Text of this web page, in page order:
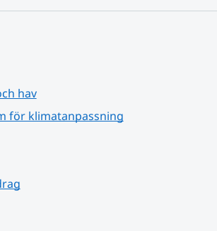
hav
för klimatanpassning